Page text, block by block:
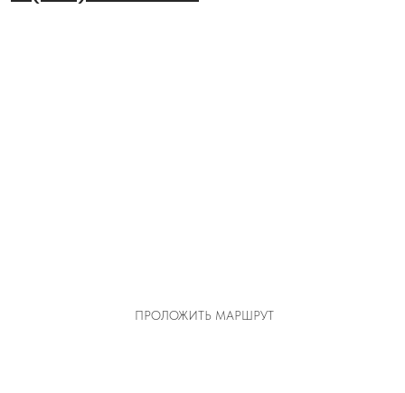
ПРОЛОЖИТЬ МАРШРУТ